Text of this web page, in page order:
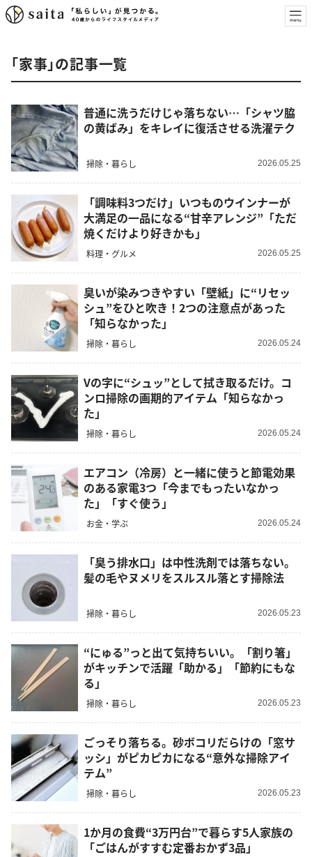
「家事」の記事一覧
普通に洗うだけじゃ落ちない…「シャツ脇
の黄ばみ」をキレイに復活させる洗濯テク
掃除・暮らし 2026.05.25
「調味料3つだけ」いつものウインナーが
大満足の一品になる“甘辛アレンジ”「ただ
焼くだけより好きかも」
料理・グルメ 2026.05.25
臭いが染みつきやすい「壁紙」に“リセッ
シュ”をひと吹き！2つの注意点があった
「知らなかった」
掃除・暮らし 2026.05.24
Vの字に“シュッ”として拭き取るだけ。コ
ンロ掃除の画期的アイテム「知らなかっ
た」
掃除・暮らし 2026.05.24
エアコン（冷房）と一緒に使うと節電効果
のある家電3つ「今までもったいなかっ
た」「すぐ使う」
お金・学ぶ 2026.05.24
「臭う排水口」は中性洗剤では落ちない。
髪の毛やヌメリをスルスル落とす掃除法
掃除・暮らし 2026.05.23
“にゅる”っと出て気持ちいい。「割り箸」
がキッチンで活躍「助かる」「節約にもな
る」
掃除・暮らし 2026.05.23
ごっそり落ちる。砂ボコリだらけの「窓サ
ッシ」がピカピカになる“意外な掃除アイ
テム”
掃除・暮らし 2026.05.23
1か月の食費“3万円台”で暮らす5人家族の
「ごはんがすすむ定番おかず3品」